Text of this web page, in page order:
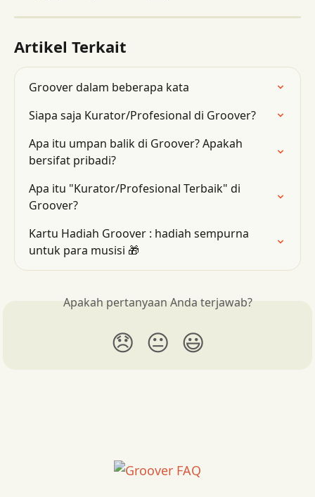
Artikel Terkait
Groover dalam beberapa kata
Siapa saja Kurator/Profesional di Groover?
Apa itu umpan balik di Groover? Apakah
bersifat pribadi?
Apa itu "Kurator/Profesional Terbaik" di
Groover?
Kartu Hadiah Groover : hadiah sempurna
untuk para musisi 🎁
Apakah pertanyaan Anda terjawab?
😞 😐 😃